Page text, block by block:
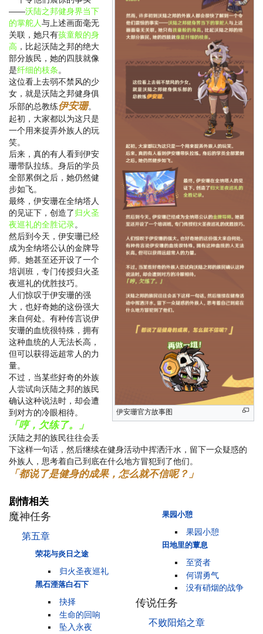
伊安珊官方故事图
——沃陆之邦健身界当下
的掌舵人与上述画面毫无
关联，她只有孩童般的身
高 ，比起沃陆之邦的绝大
部分族民，她的四肢就像
是纤细的枝条。
这位看上去弱不禁风的少
女，就是沃陆之邦健身俱
乐部的总教练伊安珊。
起初，大家都以为这只是
一个用来捉弄外族人的玩
笑。
后来，真的有人看到伊安
珊带队拉练。身后的学员
全部累倒之后，她仍然健
步如飞。
最终，伊安珊在全纳塔人
的见证下，创造了归火圣
夜巡礼的全胜记录。
然后到今天，伊安珊已经
成为全纳塔公认的金牌导
师。她甚至还开设了一个
培训班，专门传授归火圣
夜巡礼的优胜技巧。
人们惊叹于伊安珊的强
大，也好奇她的这份强大
来自何处。有种传言说伊
安珊的血统很特殊，拥有
这种血统的人无法长高，
但可以获得远超常人的力
量。
不过，当某些好奇的外族
人尝试向沃陆之邦的族民
确认这种说法时，却会遭
到对方的冷眼相待。
「哼，欠练了。」
沃陆之邦的族民往往会丢
下这样一句话，然后继续在健身活动中挥洒汗水，留下一众疑惑的
外族人，思考着自己到底在什么地方冒犯到了他们。
「都说了是健身的成果，怎么就不信呢？」
剧情相关
魔神任务
第五章
荣花与炎日之途
归火圣夜巡礼
黑石湮落白石下
抉择
生命的回响
坠入永夜
果园小憩
果园小憩
田地里的蕈息
至贤者
何谓勇气
没有硝烟的战争
传说任务
不败阳焰之章